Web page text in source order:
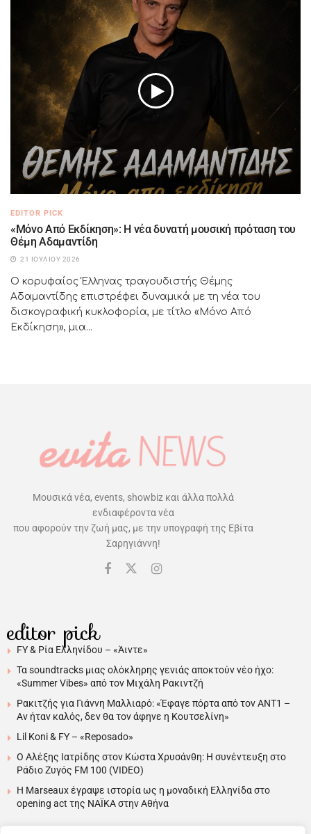
EDITOR PICK
«Μόνο Από Εκδίκηση»: Η νέα δυνατή μουσική πρόταση του
Θέμη Αδαμαντίδη
21 ΙΟΥΛΊΟΥ 2026
Ο κορυφαίος Έλληνας τραγουδιστής Θέμης
Αδαμαντίδης επιστρέφει δυναμικά με τη νέα του
δισκογραφική κυκλοφορία, με τίτλο «Μόνο Από
Εκδίκηση», μια...
Μουσικά νέα, events, showbiz και άλλα πολλά
ενδιαφέροντα νέα
που αφορούν την ζωή μας, με την υπογραφή της Εβίτα
Σαρηγιάννη!
editor pick
FY & Ρία Ελληνίδου – «Άιντε»
Τα soundtracks μιας ολόκληρης γενιάς αποκτούν νέο ήχο:
«Summer Vibes» από τον Μιχάλη Ρακιντζή
Ρακιτζής για Γιάννη Μαλλιαρό: «Έφαγε πόρτα από τον ΑΝΤ1 –
Αν ήταν καλός, δεν θα τον άφηνε η Κουτσελίνη»
Lil Koni & FY – «Reposado»
Ο Αλέξης Ιατρίδης στον Κώστα Χρυσάνθη: Η συνέντευξη στο
Ράδιο Ζυγός FM 100 (VIDEO)
H Marseaux έγραψε ιστορία ως η μοναδική Ελληνίδα στο
opening act της NAÏKA στην Αθήνα